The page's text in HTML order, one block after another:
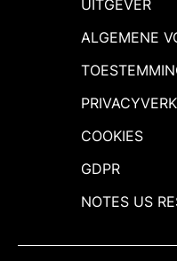
UITGEVER
ALGEMENE
COOKIES
GDPR
NOTES US